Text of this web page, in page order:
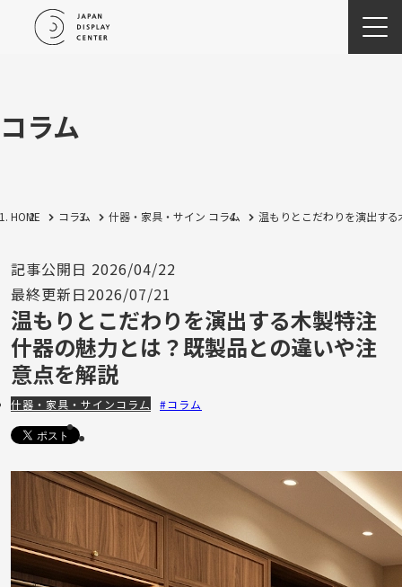
コラム
HOME コラム 什器・家具・サイン コラム 温もりとこだわりを演出す
記事公開日 2026/04/22
最終更新日2026/07/21
温もりとこだわりを演出する木製特注
什器の魅力とは？既製品との違いや注
意点を解説
什器・家具・サインコラム コラム